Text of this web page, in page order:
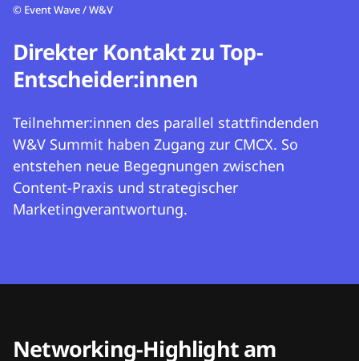
© Event Wave / W&V
Direkter Kontakt zu Top-
Entscheider:innen
Teilnehmer:innen des parallel stattfindenden
W&V Summit haben Zugang zur CMCX. So
entstehen neue Begegnungen zwischen
Content-Praxis und strategischer
Marketingverantwortung.
Networking-Highlight am